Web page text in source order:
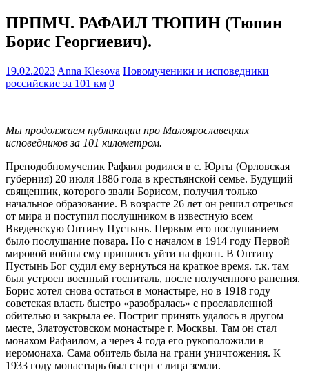
ПРПМЧ. РАФАИЛ ТЮПИН (Тюпин
Борис Георгиевич).
19.02.2023 Anna Klesova Новомученики и исповедники
российские за 101 км 0
Мы продолжаем публикации про Малоярославецких
исповедников за 101 километром.
Преподобномученик Рафаил родился в с. Юрты (Орловская
губерния) 20 июля 1886 года в крестьянской семье. Будущий
священник, которого звали Борисом, получил только
начальное образование. В возрасте 26 лет он решил отречься
от мира и поступил послушником в известную всем
Введенскую Оптину Пустынь. Первым его послушанием
было послушание повара. Но с началом в 1914 году Первой
мировой войны ему пришлось уйти на фронт. В Оптину
Пустынь Бог судил ему вернуться на краткое время. т.к. там
был устроен военный госпиталь, после полученного ранения.
Борис хотел снова остаться в монастыре, но в 1918 году
советская власть быстро «разобралась» с прославленной
обителью и закрыла ее. Постриг принять удалось в другом
месте, Златоустовском монастыре г. Москвы. Там он стал
монахом Рафаилом, а через 4 года его рукоположили в
иеромонаха. Сама обитель была на грани уничтожения. К
1933 году монастырь был стерт с лица земли.